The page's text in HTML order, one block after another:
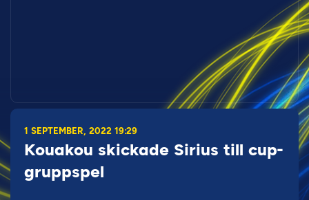
1 SEPTEMBER, 2022 19:29
Kouakou skickade Sirius till cup-
gruppspel